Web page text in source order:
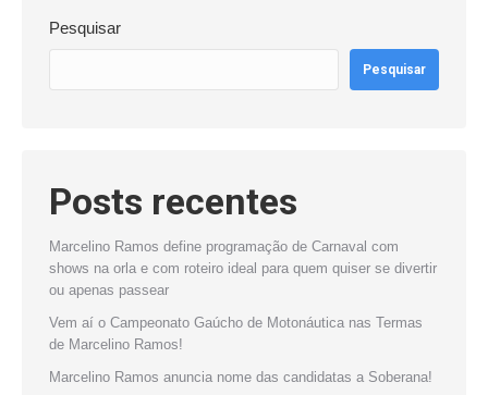
Pesquisar
Pesquisar
Posts recentes
Marcelino Ramos define programação de Carnaval com
shows na orla e com roteiro ideal para quem quiser se divertir
ou apenas passear
Vem aí o Campeonato Gaúcho de Motonáutica nas Termas
de Marcelino Ramos!
Marcelino Ramos anuncia nome das candidatas a Soberana!